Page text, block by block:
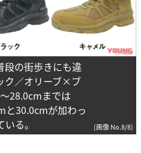
段の街歩きにも違
ク／オリーブ×ブ
28.0cmまでは
と30.0cmが加わっ
る。
(画像 No.8/8)